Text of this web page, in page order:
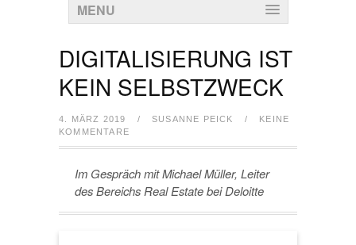
MENU
DIGITALISIERUNG IST
KEIN SELBSTZWECK
4. MÄRZ 2019 / SUSANNE PEICK /
KEINE
KOMMENTARE
Im Gespräch mit Michael Müller, Leiter
des Bereichs Real Estate bei Deloitte